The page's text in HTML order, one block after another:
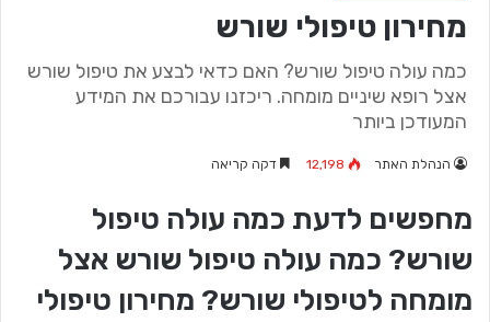
מחירון טיפולי שורש
כמה עולה טיפול שורש? האם כדאי לבצע את טיפול שורש
אצל רופא שיניים מומחה. ריכזנו עבורכם את המידע
המעודכן ביותר
הנהלת האתר 12,198 דקה קריאה
מחפשים לדעת כמה עולה טיפול
שורש? כמה עולה טיפול שורש אצל
מומחה לטיפולי שורש? מחירון טיפולי